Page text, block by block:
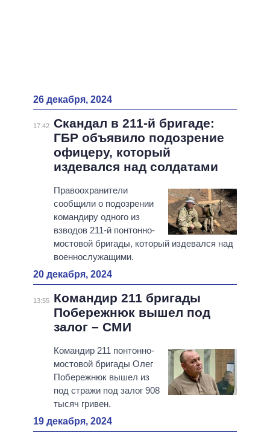
26 декабря, 2024
17:42 Скандал в 211-й бригаде:
ГБР объявило подозрение
офицеру, который
издевался над солдатами
Правоохранители
сообщили о подозрении
командиру одного из
взводов 211-й понтонно-
мостовой бригады, который издевался над
военнослужащими.
20 декабря, 2024
13:55
Командир 211 бригады
Побережнюк вышел под
залог – СМИ
Командир 211 понтонно-
мостовой бригады Олег
Побережнюк вышел из
под стражи под залог 908
тысяч гривен.
19 декабря, 2024